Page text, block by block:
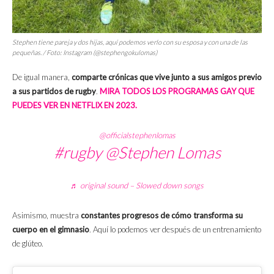
Stephen tiene pareja y dos hijas, aquí podemos verlo con su esposa y con una de las
pequeñas. / Foto: Instagram (@stephengokulomas)
De igual manera, comparte crónicas que vive junto a sus amigos previo
a sus partidos de rugby. MIRA TODOS LOS PROGRAMAS GAY QUE
PUEDES VER EN NETFLIX EN 2023.
@officialstephenlomas
#rugby@Stephen Lomas
♬ original sound – Slowed down songs
Asimismo, muestra constantes progresos de cómo transforma su
cuerpo en el gimnasio. Aquí lo podemos ver después de un entrenamiento
de glúteo.